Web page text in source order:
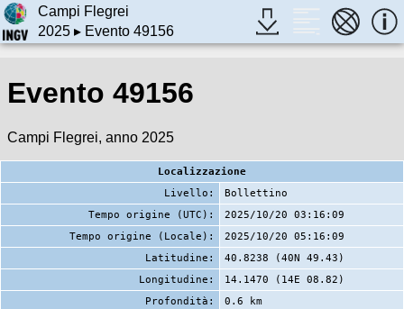
Campi Flegrei
2025▸ Evento 49156
Evento 49156
Campi Flegrei, anno 2025
Localizzazione
Livello:
Bollettino
Tempo origine (UTC):
2025/10/20 03:16:09
Tempo origine (Locale):
2025/10/20 05:16:09
Latitudine:
40.8238 (40N 49.43)
Longitudine:
14.1470 (14E 08.82)
Profondità:
0.6 km